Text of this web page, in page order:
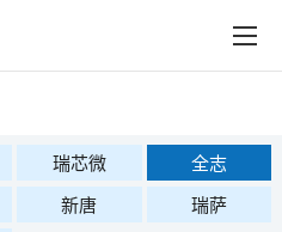
在线购买
瑞芯微
全志
新唐
瑞萨